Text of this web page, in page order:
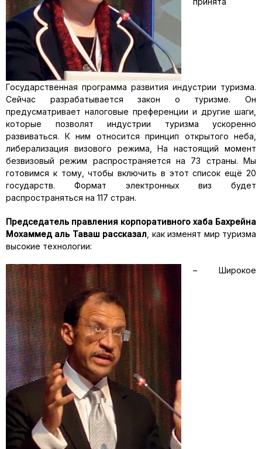
Государственная программа развития индустрии туризма.
Сейчас разрабатывается закон о туризме. Он
предусматривает налоговые преференции и другие шаги,
которые позволят индустрии туризма ускоренно
развиваться. К ним относится принцип открытого неба,
либерализация визового режима, На настоящий момент
безвизовый режим распространяется на 73 страны. Мы
готовимся к тому, чтобы включить в этот список ещё 20
государств. Формат электронных виз будет
распространяться на 117 стран.
Председатель правления корпоративного хаба Бахрейна
Мохаммед аль Таваш рассказал , как изменят мир туризма
высокие технологии:
– Широкое